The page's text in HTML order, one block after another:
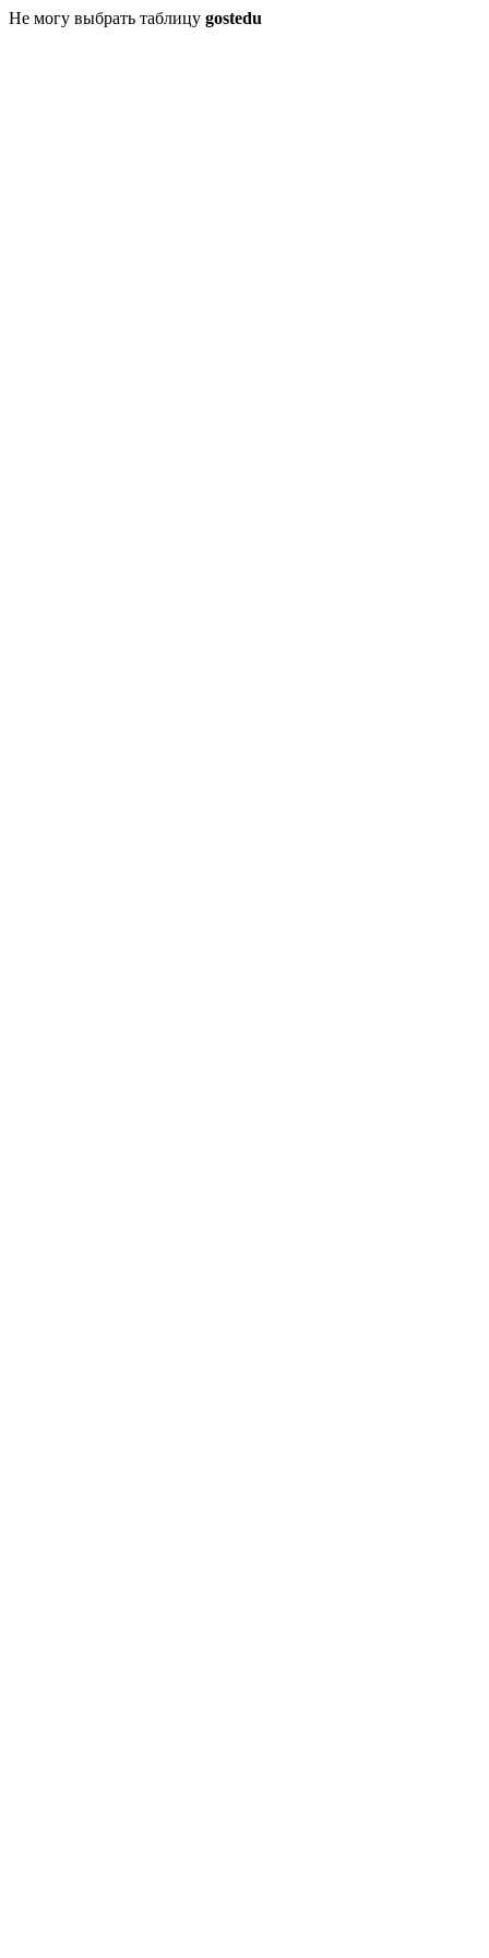
Не могу выбрать таблицу gostedu